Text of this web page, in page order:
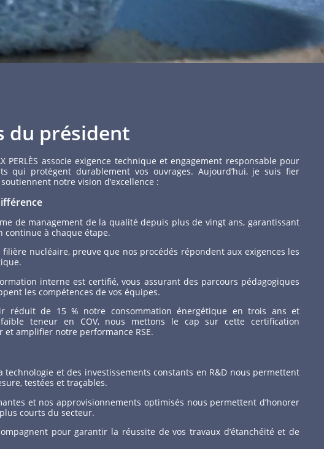
du président
PERLÈS associe exigence technique et engagement responsable pour
qui protègent durablement vos ouvrages. Aujourd’hui, je suis fier
notre vision d’excellence :
de management de la qualité depuis plus de vingt ans, garantissant
à chaque étape.
nucléaire, preuve que nos procédés répondent aux exigences les
interne est certifié, vous assurant des parcours pédagogiques
les compétences de vos équipes.
réduit de 15 % notre consommation énergétique en trois ans et
teneur en COV, nous mettons le cap sur cette certification
amplifier notre performance RSE.
et des investissements constants en R&D nous permettent
testées et traçables.
et nos approvisionnements optimisés nous permettent d’honorer
courts du secteur.
pour garantir la réussite de vos travaux d’étanchéité et de